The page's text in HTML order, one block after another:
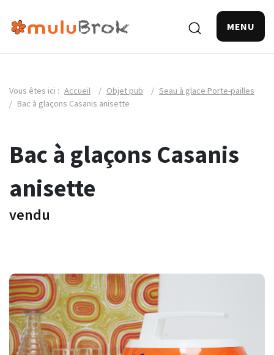
MENU
Vous êtes ici : Accueil / Objet pub / Seau à glace Porte-pailles
/ Bac à glaçons Casanis anisette
Bac à glaçons Casanis
anisette
vendu